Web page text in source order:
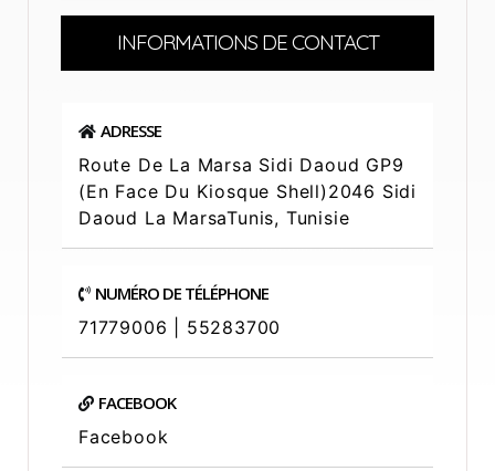
INFORMATIONS DE CONTACT
ADRESSE
Route De La Marsa Sidi Daoud GP9
(en Face Du Kiosque Shell)2046 Sidi
Daoud La MarsaTunis, Tunisie
NUMÉRO DE TÉLÉPHONE
71779006 | 55283700
FACEBOOK
Facebook